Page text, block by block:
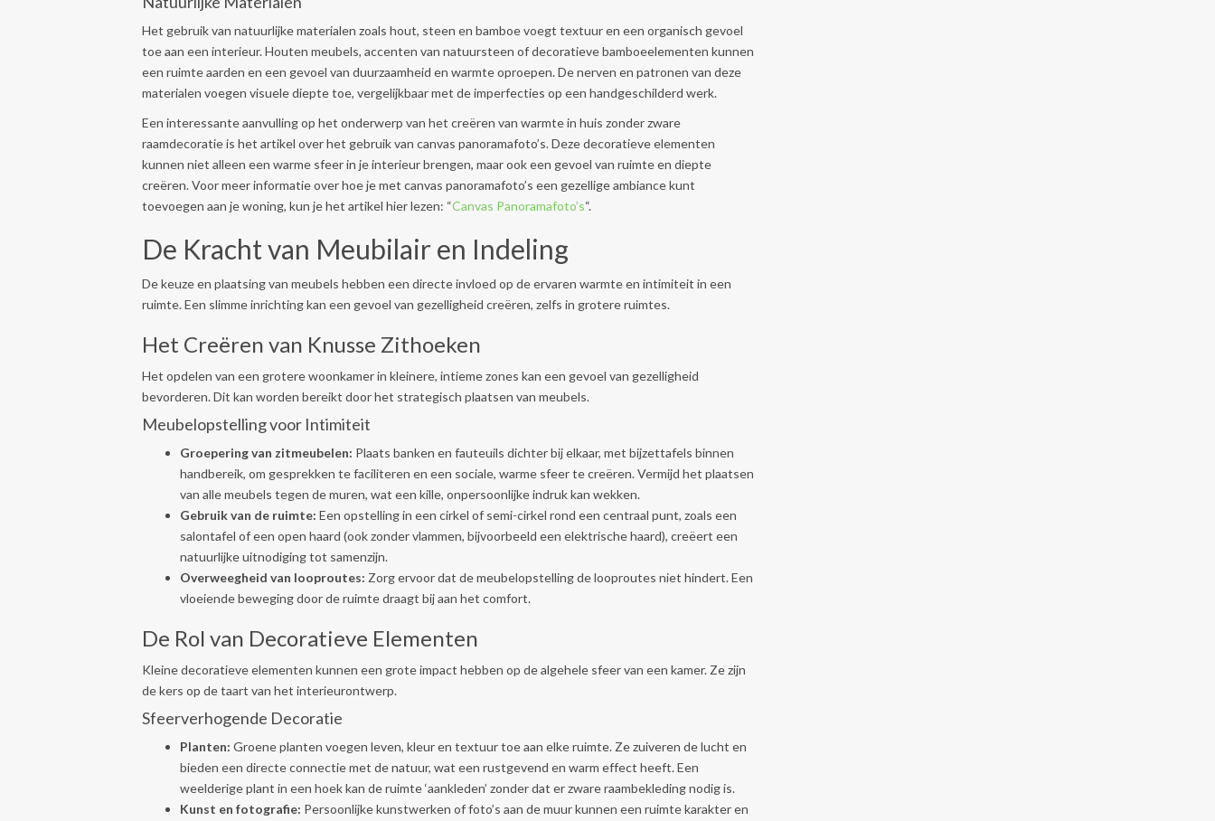
Het gebruik van natuurlijke materialen zoals hout, steen en bamboe voegt textuur en een organisch gevoel
toe aan een interieur. Houten meubels, accenten van natuursteen of decoratieve bamboeelementen kunnen
een ruimte aarden en een gevoel van duurzaamheid en warmte oproepen. De nerven en patronen van deze
materialen voegen visuele diepte toe, vergelijkbaar met de imperfecties op een handgeschilderd werk.
Een interessante aanvulling op het onderwerp van het creëren van warmte in huis zonder zware
raamdecoratie is het artikel over het gebruik van canvas panoramafoto’s. Deze decoratieve elementen
kunnen niet alleen een warme sfeer in je interieur brengen, maar ook een gevoel van ruimte en diepte
creëren. Voor meer informatie over hoe je met canvas panoramafoto’s een gezellige ambiance kunt
toevoegen aan je woning, kun je het artikel hier lezen: “Canvas Panoramafoto’s“.
De Kracht van Meubilair en Indeling
De keuze en plaatsing van meubels hebben een directe invloed op de ervaren warmte en intimiteit in een
ruimte. Een slimme inrichting kan een gevoel van gezelligheid creëren, zelfs in grotere ruimtes.
Het Creëren van Knusse Zithoeken
Het opdelen van een grotere woonkamer in kleinere, intieme zones kan een gevoel van gezelligheid
bevorderen. Dit kan worden bereikt door het strategisch plaatsen van meubels.
Meubelopstelling voor Intimiteit
Groepering van zitmeubelen: Plaats banken en fauteuils dichter bij elkaar, met bijzettafels binnen
handbereik, om gesprekken te faciliteren en een sociale, warme sfeer te creëren. Vermijd het plaatsen
van alle meubels tegen de muren, wat een kille, onpersoonlijke indruk kan wekken.
Gebruik van de ruimte: Een opstelling in een cirkel of semi-cirkel rond een centraal punt, zoals een
salontafel of een open haard (ook zonder vlammen, bijvoorbeeld een elektrische haard), creëert een
natuurlijke uitnodiging tot samenzijn.
Overweegheid van looproutes: Zorg ervoor dat de meubelopstelling de looproutes niet hindert. Een
vloeiende beweging door de ruimte draagt bij aan het comfort.
De Rol van Decoratieve Elementen
Kleine decoratieve elementen kunnen een grote impact hebben op de algehele sfeer van een kamer. Ze zijn
de kers op de taart van het interieurontwerp.
Sfeerverhogende Decoratie
Planten: Groene planten voegen leven, kleur en textuur toe aan elke ruimte. Ze zuiveren de lucht en
bieden een directe connectie met de natuur, wat een rustgevend en warm effect heeft. Een
weelderige plant in een hoek kan de ruimte ‘aankleden’ zonder dat er zware raambekleding nodig is.
Kunst en fotografie: Persoonlijke kunstwerken of foto’s aan de muur kunnen een ruimte karakter en